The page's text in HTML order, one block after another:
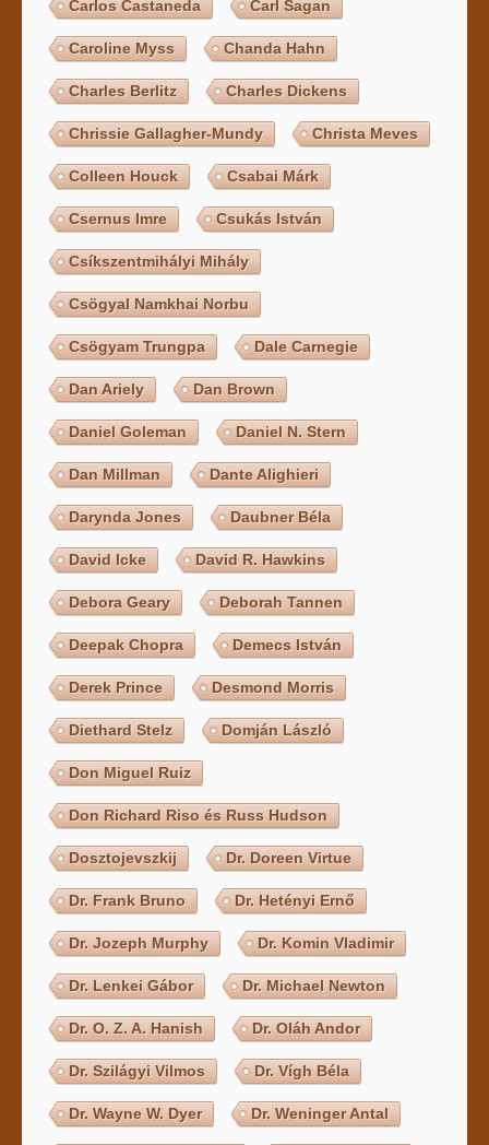
Carlos Castaneda Carl Sagan
Caroline Myss Chanda Hahn
Charles Berlitz Charles Dickens
Chrissie Gallagher-Mundy Christa Meves
Colleen Houck Csabai Márk
Csernus Imre Csukás István
Csíkszentmihályi Mihály
Csögyal Namkhai Norbu
Csögyam Trungpa Dale Carnegie
Dan Ariely Dan Brown
Daniel Goleman Daniel N. Stern
Dan Millman Dante Alighieri
Darynda Jones Daubner Béla
David Icke David R. Hawkins
Debora Geary Deborah Tannen
Deepak Chopra Demecs István
Derek Prince Desmond Morris
Diethard Stelz Domján László
Don Miguel Ruiz
Don Richard Riso és Russ Hudson
Dosztojevszkij Dr. Doreen Virtue
Dr. Frank Bruno Dr. Hetényi Ernő
Dr. Jozeph Murphy Dr. Komin Vladimir
Dr. Lenkei Gábor Dr. Michael Newton
Dr. O. Z. A. Hanish Dr. Oláh Andor
Dr. Szilágyi Vilmos Dr. Vígh Béla
Dr. Wayne W. Dyer Dr. Weninger Antal